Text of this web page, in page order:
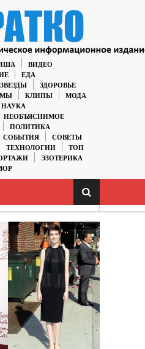
ВИДЕО
ЕДА
ЗВЕЗДЫ
ЗДОРОВЬЕ
КЛИПЫ
МОДА
НАУКА
НЕОБЪЯСНИМОЕ
ПОЛИТИКА
СОБЫТИЯ
СОВЕТЫ
ТЕХНОЛОГИИ
ТОП
ЭЗОТЕРИКА